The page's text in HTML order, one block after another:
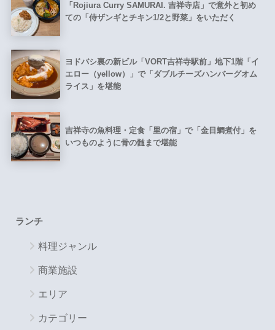
「Rojiura Curry SAMURAI. 吉祥寺店」で意外と初め
ての「侍ザンギとチキン1/2と野菜」をいただく
ヨドバシ裏の新ビル「VORT吉祥寺駅前」地下1階「イ
エロー（yellow）」で「ダブルチーズハンバーグオム
ライス」を堪能
吉祥寺の魚料理・定食「里の宿」で「金目鯛煮付」を
いつものように骨の髄まで堪能
ランチ
料理ジャンル
商業施設
エリア
カテゴリー